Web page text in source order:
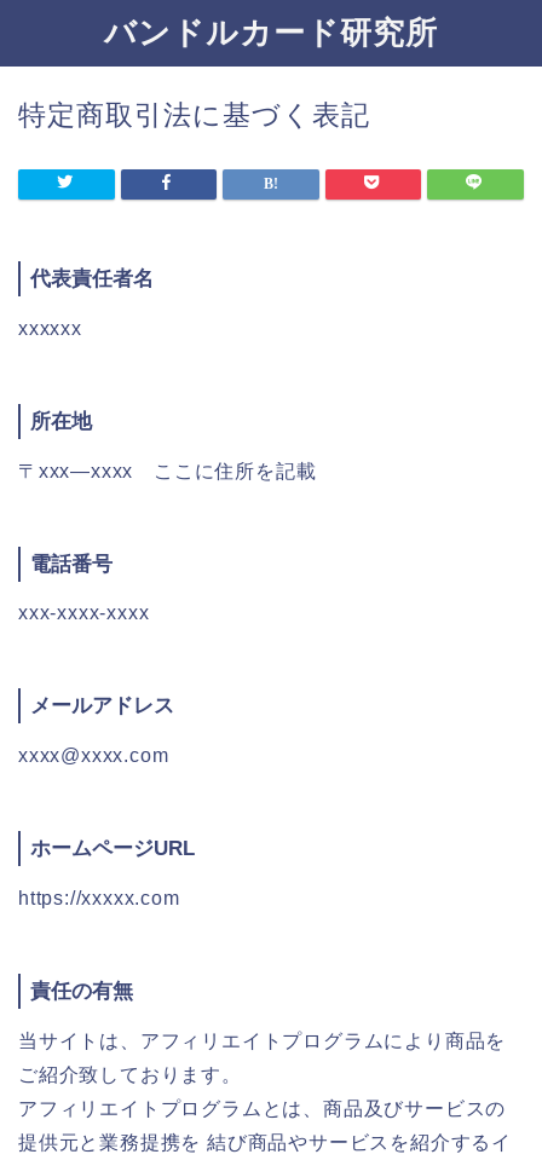
バンドルカード研究所
特定商取引法に基づく表記
代表責任者名
xxxxxx
所在地
〒xxx―xxxx ここに住所を記載
電話番号
xxx-xxxx-xxxx
メールアドレス
xxxx@xxxx.com
ホームページURL
https://xxxxx.com
責任の有無
当サイトは、アフィリエイトプログラムにより商品を
ご紹介致しております。
アフィリエイトプログラムとは、商品及びサービスの
提供元と業務提携を 結び商品やサービスを紹介するイ